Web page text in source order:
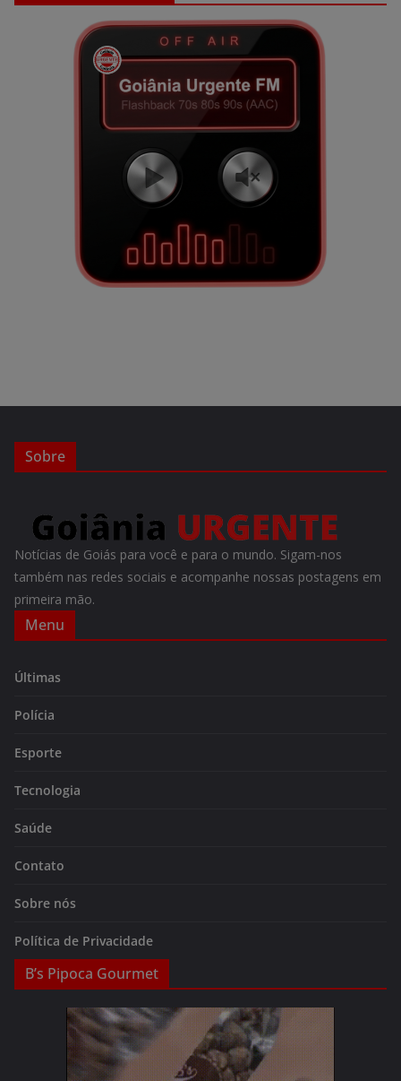
Sobre
Notícias de Goiás para você e para o mundo. Sigam-nos
também nas redes sociais e acompanhe nossas postagens em
primeira mão.
Menu
Últimas
Polícia
Esporte
Tecnologia
Saúde
Contato
Sobre nós
Política de Privacidade
B’s Pipoca Gourmet